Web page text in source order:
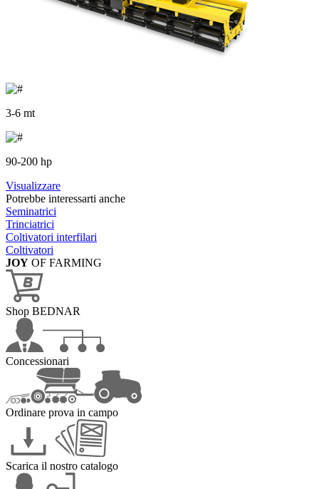
3-6 mt
90-200 hp
Visualizzare
Potrebbe interessarti anche
Seminatrici
Trinciatrici
Coltivatori interfilari
Coltivatori
JOY OF FARMING
Shop BEDNAR
Concessionari
Ordinare prova in campo
Scarica il nostro catalogo